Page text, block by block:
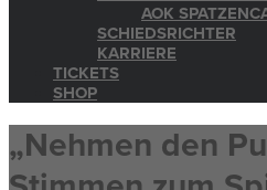
AOK
SCHIEDSRICHTER
KARRIERE
TICKETS
SHOP
„Nehmen den